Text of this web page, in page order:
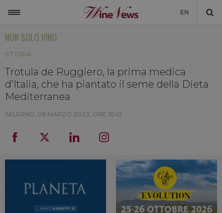
EN
NON SOLO VINO
LA CANTINA DI WINENEWS
DICONO DI NOI
NON SOLO VINO
STORIA
Trotula de Ruggiero, la prima medica
d’Italia, che ha piantato il seme della Dieta
Mediterranea
SALERNO, 08 MARZO 2023, ORE 16:45